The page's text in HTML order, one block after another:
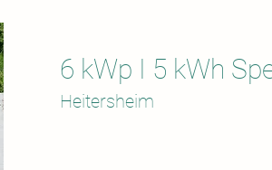
6 kWp I 5 kWh
Heitersheim